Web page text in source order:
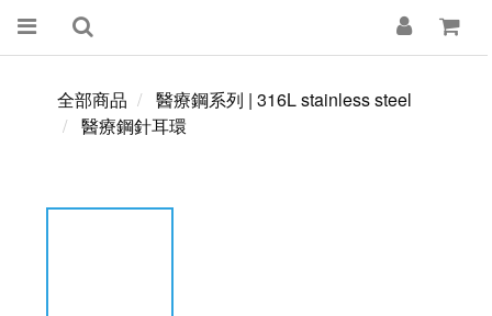
全部商品
醫療鋼系列 | 316L stainless steel
醫療鋼針耳環